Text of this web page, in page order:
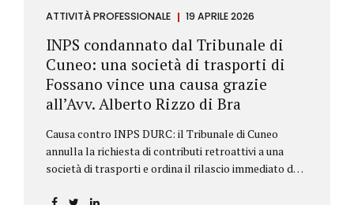
ATTIVITÀ PROFESSIONALE 19 APRILE 2026
INPS condannato dal Tribunale di
Cuneo: una società di trasporti di
Fossano vince una causa grazie
all’Avv. Alberto Rizzo di Bra
Causa contro INPS DURC: il Tribunale di Cuneo
annulla la richiesta di contributi retroattivi a una
società di trasporti e ordina il rilascio immediato del